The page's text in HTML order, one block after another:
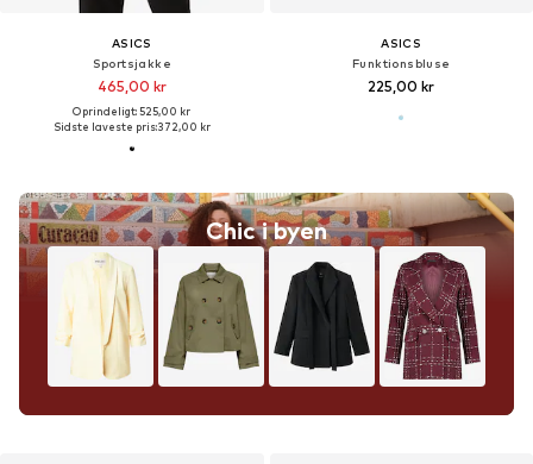
ASICS
Sportsjakke
465,00 kr
Oprindeligt: 525,00 kr
Sidste laveste pris:372,00 kr
Chic i byen
ASICS
Funktionsbluse
225,00 kr